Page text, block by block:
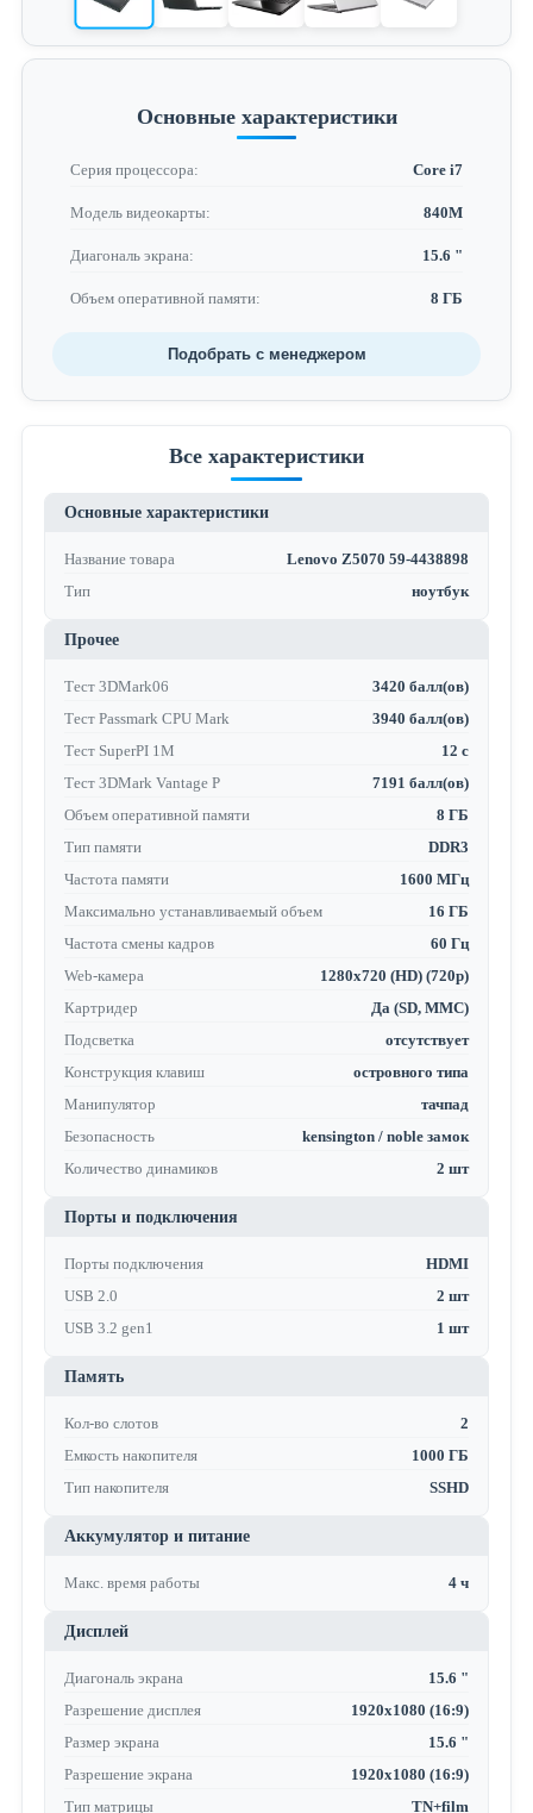
Основные характеристики
Серия процессора: Core i7
Модель видеокарты: 840M
Диагональ экрана: 15.6 "
Объем оперативной памяти: 8 ГБ
Подобрать с менеджером
Все характеристики
Основные характеристики
Название товара
Lenovo Z5070 59-4438898
Тип
ноутбук
Прочее
Тест 3DMark06
3420 балл(ов)
Тест Passmark CPU Mark
3940 балл(ов)
Тест SuperPI 1M
12 с
Тест 3DMark Vantage P
7191 балл(ов)
Объем оперативной памяти
8 ГБ
Тип памяти
DDR3
Частота памяти
1600 МГц
Максимально устанавливаемый объем
16 ГБ
Частота смены кадров
60 Гц
Web-камера
1280x720 (HD) (720p)
Картридер
Да (SD, MMC)
Подсветка
отсутствует
Конструкция клавиш
островного типа
Манипулятор
тачпад
Безопасность
kensington / noble замок
Количество динамиков
2 шт
Порты и подключения
Порты подключения
HDMI
USB 2.0
2 шт
USB 3.2 gen1
1 шт
Память
Кол-во слотов
2
Емкость накопителя
1000 ГБ
Тип накопителя
SSHD
Аккумулятор и питание
Макс. время работы 4 ч
Дисплей
Диагональ экрана
15.6 "
Разрешение дисплея
1920x1080 (16:9)
Размер экрана
15.6 "
Разрешение экрана
1920x1080 (16:9)
Тип матрицы
TN+film